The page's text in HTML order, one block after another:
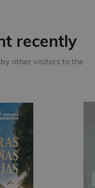
recently
other visitors to the